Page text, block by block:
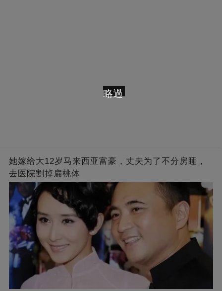
她嫁给大12岁马来西亚富豪，丈夫为了不分房睡，
去医院割掉扁桃体
略過